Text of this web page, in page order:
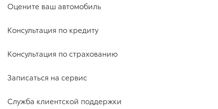
Оцените ваш автомобиль
Консультация по кредиту
Консультация по страхованию
Записаться на сервис
Служба клиентской поддержки